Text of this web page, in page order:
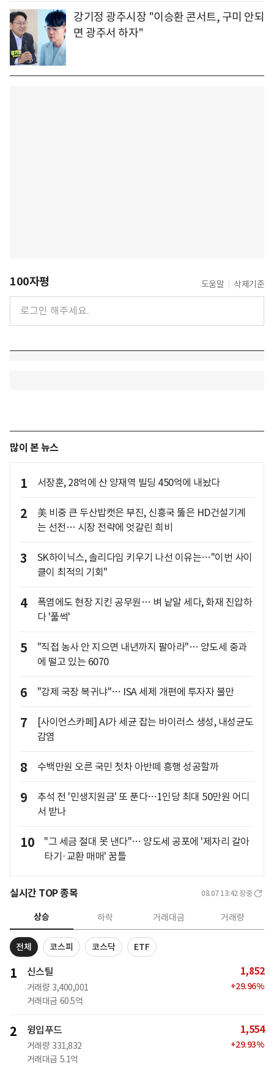
강기정 광주시장 "이승환 콘서트, 구미 안되
면 광주서 하자"
100자평 도움말 삭제기준
많이 본 뉴스
1 서장훈, 28억에 산 양재역 빌딩 450억에 내놨다
2
美 비중 큰 두산밥캣은 부진, 신흥국 뚫은 HD건설기계
는 선전… 시장 전략에 엇갈린 희비
3
SK하이닉스, 솔리다임 키우기 나선 이유는…"이번 사이
클이 최적의 기회"
4
폭염에도 현장 지킨 공무원… 벼 낱알 세다, 화재 진압하
다 '풀썩'
5
"직접 농사 안 지으면 내년까지 팔아라"… 양도세 중과
에 떨고 있는 6070
6 "강제 국장 복귀냐"… ISA 세제 개편에 투자자 불만
7
[사이언스카페] AI가 세균 잡는 바이러스 생성, 내성균도
감염
8 수백만원 오른 국민 첫차 아반떼 흥행 성공할까
9
추석 전 '민생지원금' 또 푼다…1인당 최대 50만원 어디
서 받나
10
"그 세금 절대 못 낸다"… 양도세 공포에 '제자리 갈아
타기·교환 매매' 꿈틀
실시간 TOP 종목 08.07 13:42 장중
상승 하락 거래대금 거래량
전체 코스피 코스닥 ETF
1 신스틸
거래량 3,400,001
거래대금 60.5억
1,852
+29.96%
2 윙입푸드
거래량 331,832
거래대금 5.1억
1,554
+29.93%